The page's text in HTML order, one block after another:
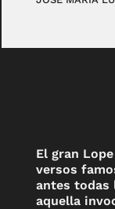
El gran
versos
antes todas
aquella